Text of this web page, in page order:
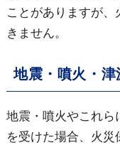
ことがありますが
きません。
地震・噴火・
地震・噴火やこれら
を受けた場合、火災